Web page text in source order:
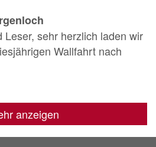
Leser, sehr herzlich laden wir
Wallfahrt nach
anzeigen